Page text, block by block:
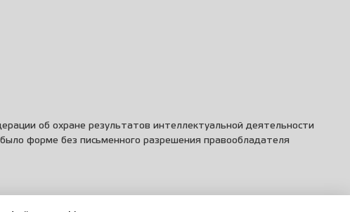
об охране результатов интеллектуальной деятельности
форме без письменного разрешения правообладателя